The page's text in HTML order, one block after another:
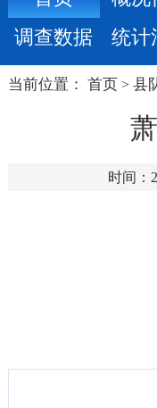
调查数据
统计
当前位置： 首页 > 县
时间：